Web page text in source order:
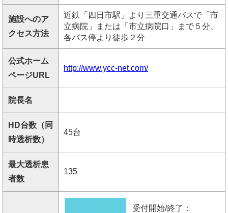
施設へのア
クセス方法
近鉄「四日市駅」より三重交通バスで「市
立病院」または「市立病院口」まで５分、
各バス停より徒歩２分
公式ホーム
ページURL
http://www.ycc-net.com/
院長名
HD台数（同
時透析数）
45台
最大透析患
者数
135
受付開始/終了：